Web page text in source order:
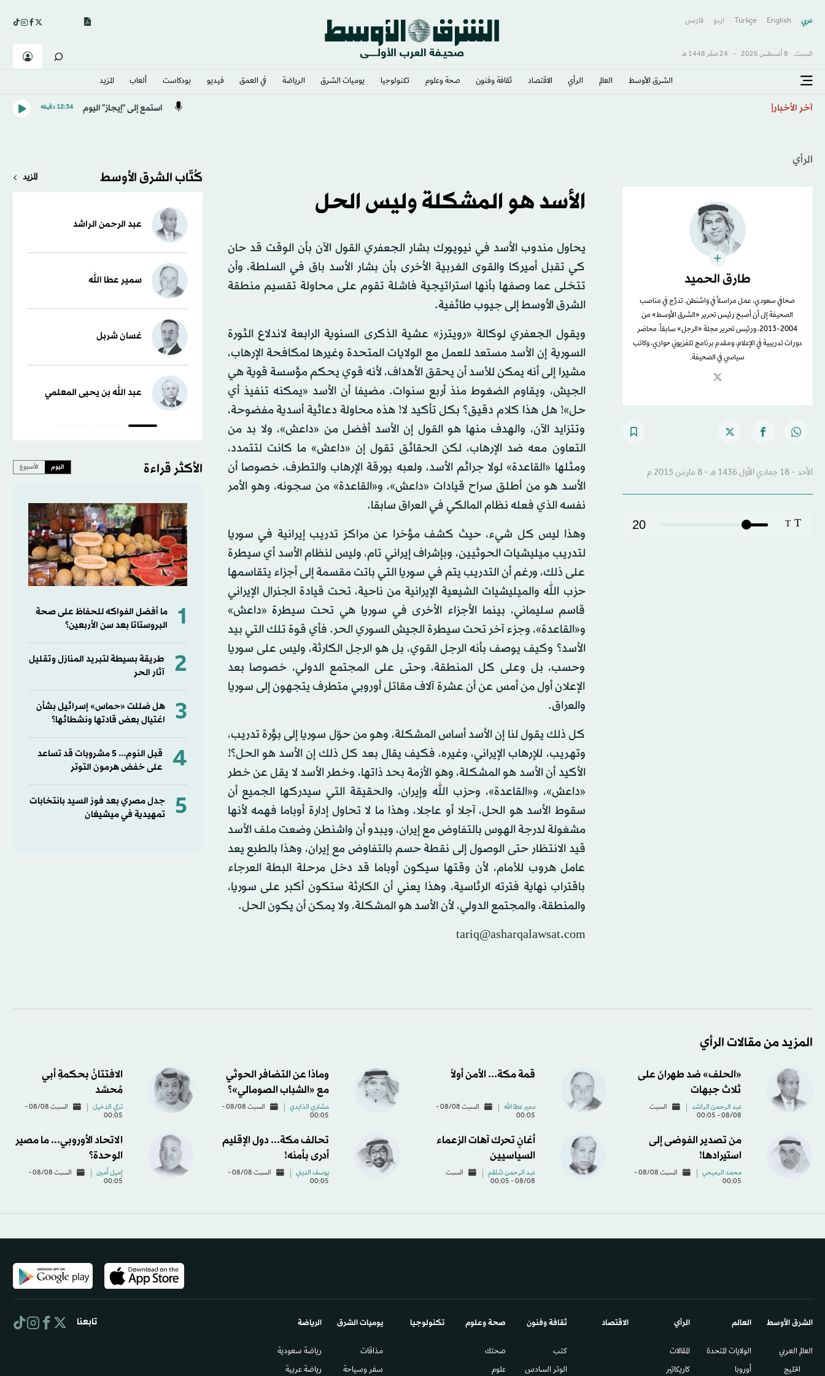
عربي English
Türkçe اردو فارسى
السبت, 8 أغسطس 2026 - 24 صفَر 1448 هـ
الشرق الأوسط​ العالم الرأي الاقتصاد ثقافة وفنون صحة وعلوم تكنولوجيا يوميات الشرق​ الرياضة في العمق فيديو بودكاست ألعاب المزيد
آخر الأخبار استمع إلى "إيجاز" اليوم 12:34 دقيقه
الرأي
طارق الحميد
صحافي سعودي، عمل مراسلاً في واشنطن. تدرَّج في مناصب
الصحيفة إلى أن أصبحَ رئيس تحرير «الشرق الأوسط» من
2004-2013، ورئيس تحرير مجلة «الرجل» سابقاً. محاضر
دورات تدريبية في الإعلام، ومقدم برنامج تلفزيوني حواري، وكاتب
سياسي في الصحيفة.
الأحد - 18 جمادي الأول 1436 هـ - 8 مارس 2015 م
T
T
20
الأسد هو المشكلة وليس الحل
يحاول مندوب الأسد في نيويورك بشار الجعفري القول الآن بأن الوقت قد حان
كي تقبل أميركا والقوى الغربية الأخرى بأن بشار الأسد باق في السلطة، وأن
تتخلى عما وصفها بأنها استراتيجية فاشلة تقوم على محاولة تقسيم منطقة
الشرق الأوسط إلى جيوب طائفية.
ويقول الجعفري لوكالة «رويترز» عشية الذكرى السنوية الرابعة لاندلاع الثورة
السورية إن الأسد مستعد للعمل مع الولايات المتحدة وغيرها لمكافحة الإرهاب،
مشيرا إلى أنه يمكن للأسد أن يحقق الأهداف، لأنه قوي يحكم مؤسسة قوية هي
الجيش، ويقاوم الضغوط منذ أربع سنوات. مضيفا أن الأسد «يمكنه تنفيذ أي
حل»! هل هذا كلام دقيق؟ بكل تأكيد لا! هذه محاولة دعائية أسدية مفضوحة،
وتتزايد الآن، والهدف منها هو القول إن الأسد أفضل من «داعش»، ولا بد من
التعاون معه ضد الإرهاب، لكن الحقائق تقول إن «داعش» ما كانت لتتمدد،
ومثلها «القاعدة» لولا جرائم الأسد، ولعبه بورقة الإرهاب والتطرف، خصوصا أن
الأسد هو من أطلق سراح قيادات «داعش»، و«القاعدة» من سجونه، وهو الأمر
نفسه الذي فعله نظام المالكي في العراق سابقا.
وهذا ليس كل شيء، حيث كشف مؤخرا عن مراكز تدريب إيرانية في سوريا
لتدريب ميليشيات الحوثيين، وبإشراف إيراني تام، وليس لنظام الأسد أي سيطرة
على ذلك، ورغم أن التدريب يتم في سوريا التي باتت مقسمة إلى أجزاء يتقاسمها
حزب الله والميليشيات الشيعية الإيرانية من ناحية، تحت قيادة الجنرال الإيراني
قاسم سليماني، بينما الأجزاء الأخرى في سوريا هي تحت سيطرة «داعش»
و«القاعدة»، وجزء آخر تحت سيطرة الجيش السوري الحر. فأي قوة تلك التي بيد
الأسد؟ وكيف يوصف بأنه الرجل القوي، بل هو الرجل الكارثة، وليس على سوريا
وحسب، بل وعلى كل المنطقة، وحتى على المجتمع الدولي، خصوصا بعد
الإعلان أول من أمس عن أن عشرة آلاف مقاتل أوروبي متطرف يتجهون إلى سوريا
والعراق.
كل ذلك يقول لنا إن الأسد أساس المشكلة، وهو من حوّل سوريا إلى بؤرة تدريب،
وتهريب، للإرهاب الإيراني، وغيره، فكيف يقال بعد كل ذلك إن الأسد هو الحل؟!
الأكيد أن الأسد هو المشكلة، وهو الأزمة بحد ذاتها، وخطر الأسد لا يقل عن خطر
«داعش»، و«القاعدة»، وحزب الله وإيران، والحقيقة التي سيدركها الجميع أن
سقوط الأسد هو الحل، آجلا أو عاجلا، وهذا ما لا تحاول إدارة أوباما فهمه لأنها
مشغولة لدرجة الهوس بالتفاوض مع إيران، ويبدو أن واشنطن وضعت ملف الأسد
قيد الانتظار حتى الوصول إلى نقطة حسم بالتفاوض مع إيران، وهذا بالطبع يعد
عامل هروب للأمام، لأن وقتها سيكون أوباما قد دخل مرحلة البطة العرجاء
باقتراب نهاية فترته الرئاسية، وهذا يعني أن الكارثة ستكون أكبر على سوريا،
والمنطقة، والمجتمع الدولي، لأن الأسد هو المشكلة، ولا يمكن أن يكون الحل.
tariq@asharqalawsat.com
كُتّاب الشرق الأوسط المزيد
عبد الرحمن الراشد
سمير عطا الله
غسان شربل
عبد الله بن يحيى المعلمي
الأكثر قراءة اليوم الأسبوع
1
ما أفضل الفواكه للحفاظ على صحة
البروستاتا بعد سن الأربعين؟
2
طريقة بسيطة لتبريد المنازل وتقليل
آثار الحر
3
هل ضللت «حماس» إسرائيل بشأن
اغتيال بعض قادتها ونشطائها؟
4
قبل النوم... 5 مشروبات قد تساعد
على خفض هرمون التوتر
5
جدل مصري بعد فوز السيد بانتخابات
تمهيدية في ميشيغان
المزيد من مقالات الرأي
«الحلف» ضد طهرانَ على
ثلاث جبهات
عبد الرحمن الراشد
السبت
08/08 - 00:05
قمة مكة... الأمن أولاً
سمير عطا الله
السبت 08/08 -
00:05
وماذا عن التضافر الحوثي
مع «الشباب الصومالي»؟
مشاري الذايدي
السبت 08/08 -
00:05
الافتتانُ بحكمةِ أبي
مُحسَّد
تركي الدخيل
السبت 08/08 -
00:05
من تصدير الفوضى إلى
استيرادها!
محمد الرميحي
السبت 08/08 -
00:05
أغانٍ تحرك آهات الزعماء
السياسيين
عبد الرحمن شلقم
السبت
08/08 - 00:05
تحالف مكة... دول الإقليم
أدرى بأمنه!
يوسف الديني
السبت 08/08 -
00:05
الاتحاد الأوروبي... ما مصير
الوحدة؟
إميل أمين
السبت 08/08 -
00:05
الشرق الأوسط​
العالم العربي
الخليج
العالم
الولايات المتحدة
أوروبا
الرأي
المقالات
كاريكاتير
الاقتصاد ثقافة وفنون
كتب
الوتر السادس​
صحة وعلوم
صحتك
علوم
تكنولوجيا يوميات الشرق​
مذاقات
سفر وسياحة
الرياضة
رياضة سعودية
رياضة عربية
تابعنا